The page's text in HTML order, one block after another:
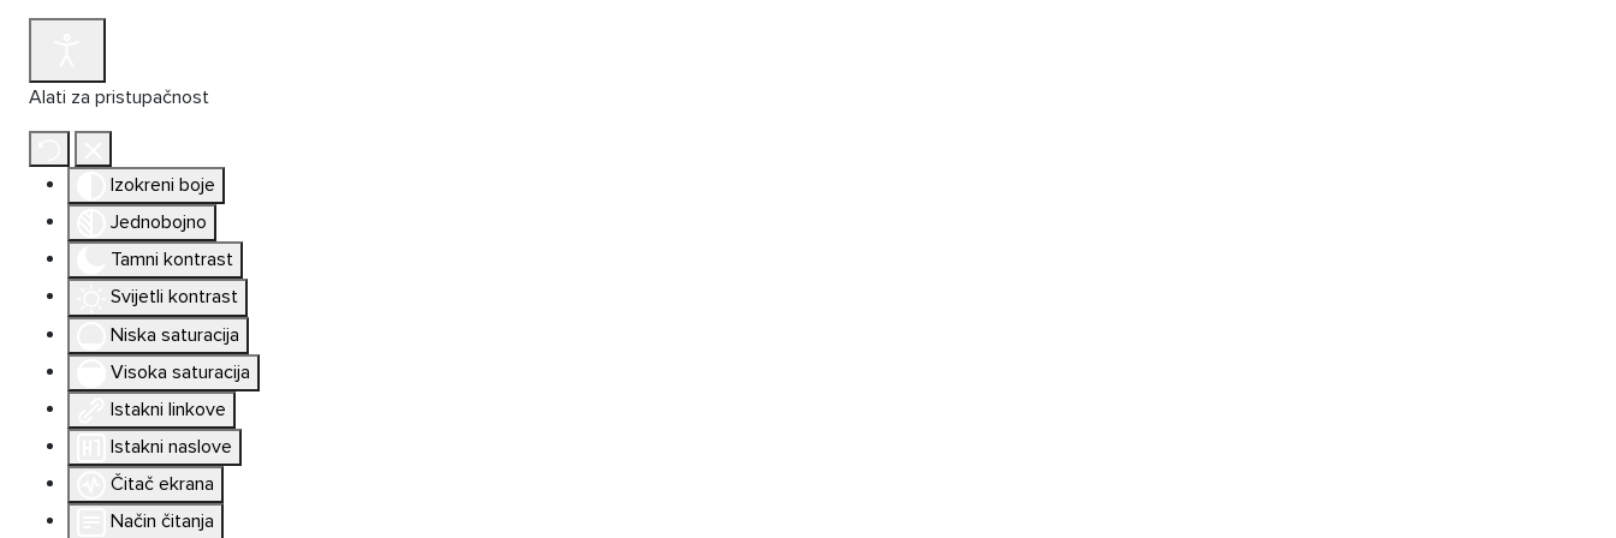
Alati za pristupačnost
Izokreni boje
Jednobojno
Tamni kontrast
Svijetli kontrast
Niska saturacija
Visoka saturacija
Istakni linkove
Istakni naslove
Čitač ekrana
Način čitanja